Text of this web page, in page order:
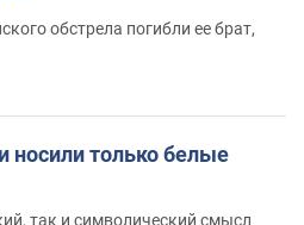
обстрела погибли ее брат,
только белые
так и символический смысл